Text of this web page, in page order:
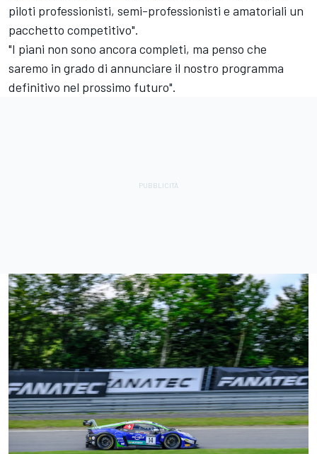
piloti professionisti, semi-professionisti e amatoriali un
pacchetto competitivo".
"I piani non sono ancora completi, ma penso che
saremo in grado di annunciare il nostro programma
definitivo nel prossimo futuro".